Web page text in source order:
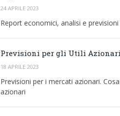
24 APRILE 2023
Report economici, analisi e
Previsioni per gli Utili Azionari
18 APRILE 2023
Previsioni per i mercati azionari.
azionari